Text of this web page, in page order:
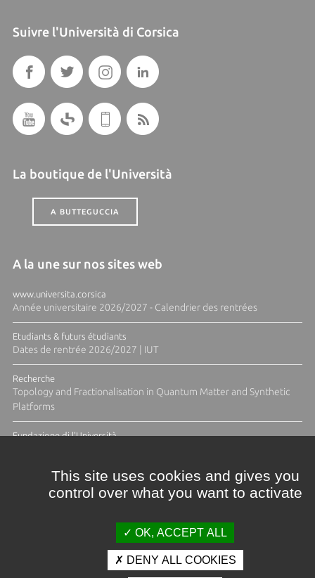
Suivre l'Università di Corsica
La boutique de l'Università
A BUTTEGUCCIA
A la une sur nos sites web
www.universita.corsica
Année universitaire 2026/2027 - Calendrier des rentrées
Etudiants & futurs étudiants
Dates de rentrée 2026/2027 | IUT
Recherche
Topology and Fractionalisation in Quantum Matter and Synthetic
Platforms
Fundazione di l'Università
This site uses cookies and gives you
control over what you want to activate
OK, ACCEPT ALL
DENY ALL COOKIES